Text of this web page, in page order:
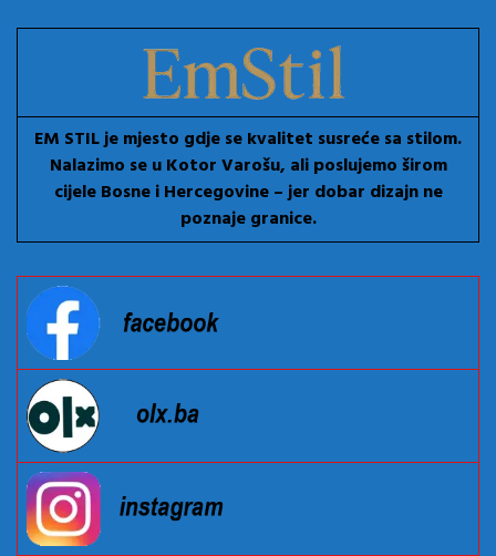
EM STIL je mjesto gdje se kvalitet susreće sa stilom.
Nalazimo se u Kotor Varošu, ali poslujemo širom
cijele Bosne i Hercegovine – jer dobar dizajn ne
poznaje granice.